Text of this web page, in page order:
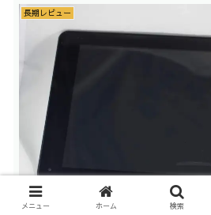
長期レビュー
メニュー ホーム 検索